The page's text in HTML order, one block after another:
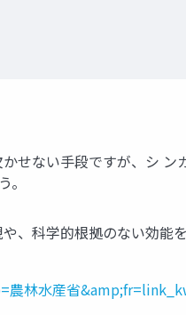
せない手段ですが、シ ン
、科学的根拠のない効能
農林水産省